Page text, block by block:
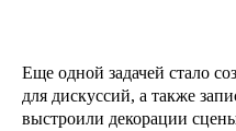
Еще одной задачей стало
для дискуссий, а также
выстроили декорации